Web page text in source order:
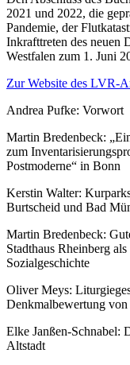
2021 und 2022, die
Pandemie, der
Inkrafttreten des neuen
Westfalen zum 1. Juni
Zur Website des LVR-
Andrea Pufke: Vorwort
Martin Bredenbeck:
zum
Postmoderne“ in Bonn
Kerstin Walter:
Burtscheid und Bad
Martin Bredenbeck:
Stadthaus Rheinberg
Sozialgeschichte
Oliver Meys:
Denkmalbewertung
Elke Janßen-Schnabel:
Altstadt